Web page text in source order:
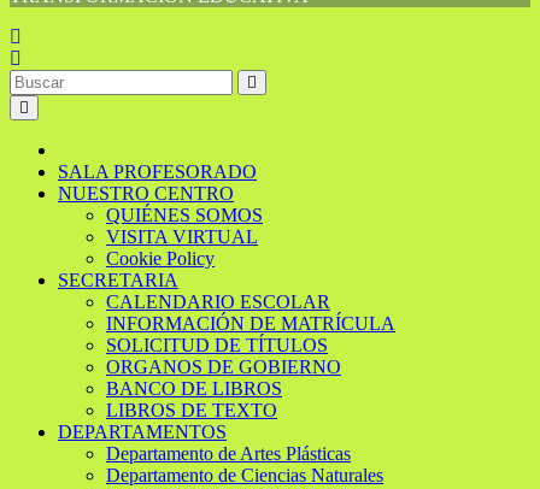
SALA PROFESORADO
NUESTRO CENTRO
QUIÉNES SOMOS
VISITA VIRTUAL
Cookie Policy
SECRETARIA
CALENDARIO ESCOLAR
INFORMACIÓN DE MATRÍCULA
SOLICITUD DE TÍTULOS
ORGANOS DE GOBIERNO
BANCO DE LIBROS
LIBROS DE TEXTO
DEPARTAMENTOS
Departamento de Artes Plásticas
Departamento de Ciencias Naturales